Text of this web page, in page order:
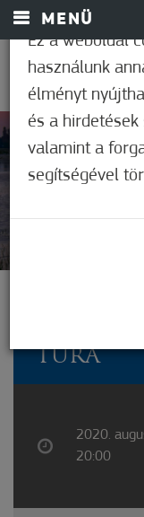
MENÜ
5
TÚRA
2020.
20:00
Ez a weboldal
használunk
élményt
és a hirdetések
valamint a
segítségével